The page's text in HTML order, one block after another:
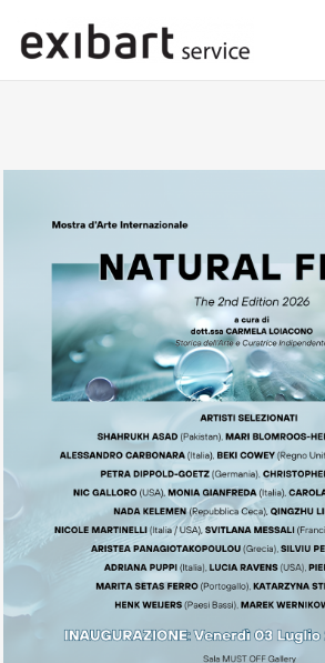
exibart team
contatti
termini e condizioni
privacy
il mio account
Exibart.service - Exibartlab srl Via Placido
- P.IVA 14105351002